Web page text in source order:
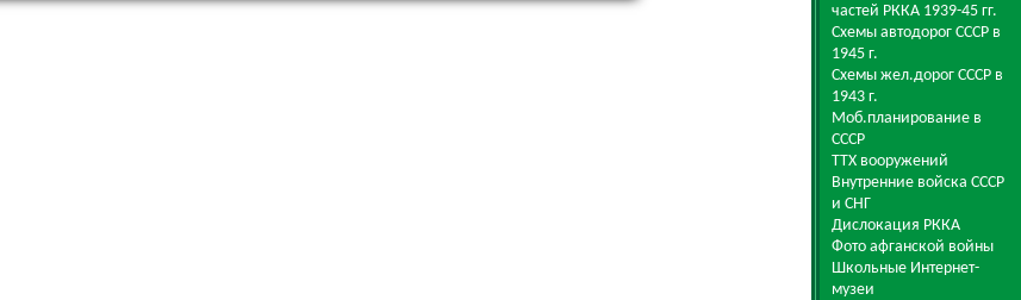
частей РККА 1939-45 гг.
Схемы автодорог СССР в
1945 г.
Схемы жел.дорог СССР в
1943 г.
Моб.планирование в
СССР
ТТХ вооружений
Внутренние войска СССР
и СНГ
Дислокация РККА
Фото афганской войны
Школьные Интернет-
музеи